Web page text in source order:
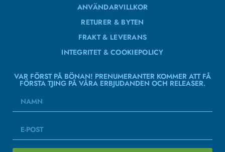
ANVÄNDARVILLKOR
RETURER & BYTEN
FRAKT & LEVERANS
INTEGRITET & COOKIEPOLICY
VAR FÖRST PÅ BÖNAN! PRENUMERANTER KOMMER ATT FÅ
FÖRSTA TJING PÅ VÅRA ERBJUDANDEN OCH RELEASER.